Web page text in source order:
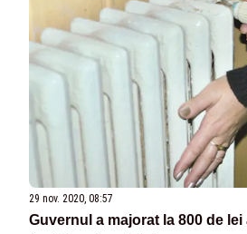
29 nov. 2020, 08:57
Guvernul a majorat la 800 de